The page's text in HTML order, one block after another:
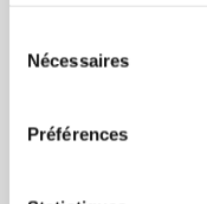
Nécessaires
Préférences